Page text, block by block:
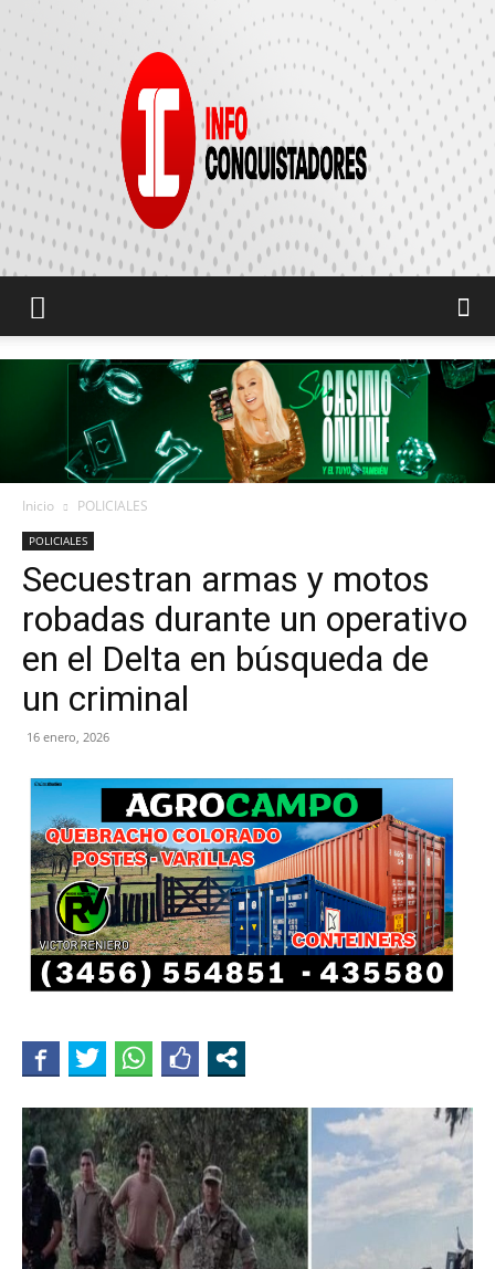
CONQUISTADORES
Inicio POLICIALES
POLICIALES
Secuestran armas y motos
robadas durante un operativo
en el Delta en búsqueda de
un criminal
16 enero, 2026